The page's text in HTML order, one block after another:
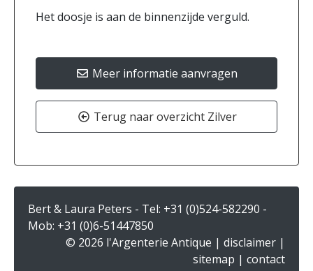
Het doosje is aan de binnenzijde verguld.
Meer informatie aanvragen
Terug naar overzicht Zilver
Bert & Laura Peters - Tel: +31 (0)524-582290 -
Mob: +31 (0)6-51447850
© 2026 l'Argenterie Antique | disclaimer |
sitemap | contact